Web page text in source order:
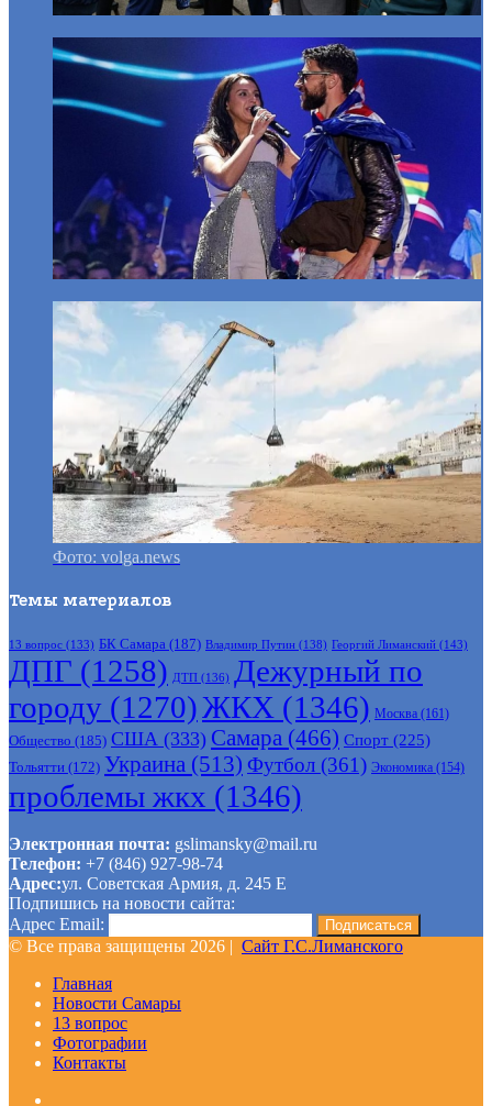
Фото: volga.news
Темы материалов
13 вопрос (133) БК Самара (187) Владимир Путин (138) Георгий Лиманский (143)
ДПГ (1258) ДТП (136) Дежурный по
городу (1270)ЖКХ (1346) Москва (161)
Общество (185) США (333) Самара (466) Спорт (225)
Тольятти (172) Украина (513) Футбол (361) Экономика (154)
проблемы жкх (1346)
Электронная почта: gslimansky@mail.ru
Телефон: +7 (846) 927-98-74
Адрес:ул. Советская Армия, д. 245 Е
Подпишись на новости сайта:
Адрес Email:
© Все права защищены 2026 | Сайт Г.С.Лиманского
Главная
Новости Самары
13 вопрос
Фотографии
Контакты